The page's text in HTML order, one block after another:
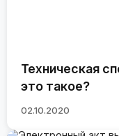
Техническая
это такое?
02.10.2020